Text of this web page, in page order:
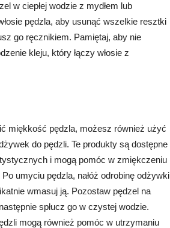
w ciepłej wodzie z mydłem lub
pędzla, aby usunąć wszelkie resztki
go ręcznikiem. Pamiętaj, aby nie
kleju, który łączy włosie z
miękkość pędzla, możesz również użyć
do pędzli. Te produkty są dostępne
i mogą pomóc w zmiękczeniu
Po umyciu pędzla, nałóż odrobinę odżywki
wmasuj ją. Pozostaw pędzel na
spłucz go w czystej wodzie.
mogą również pomóc w utrzymaniu